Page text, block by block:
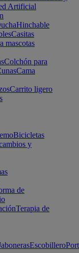
Artificial
Hinchable
Casitas
mascotas
Colchón para
Cama
Carrito ligero
Bicicletas
y
de
Terapia de
Escobillero